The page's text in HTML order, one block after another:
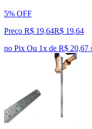
5% OFF
Preço R$ 19,64R$ 19,64
no Pix Ou 1x de R$ 20,67